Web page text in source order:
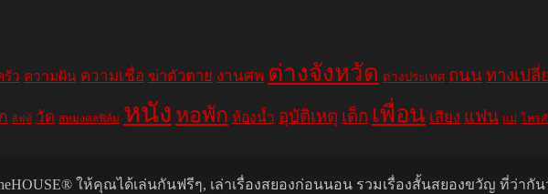
รัว ความฝัน ความเชื่อ ฆ่าตัวตาย งานศพ ต่างจังหวัด ต่างประเทศ ถนนทางเปลี่
ลิฟท์ วัด สหมงคลฟิล์ม หนัง หอพัก ห้องน้ำ อุบัติเหตุ เด็ก เพื่อน เสียง แฟน แม่ โทร
ให้คุณได้เล่นกันฟรีๆ, เล่าเรื่องสยองก่อนนอน รวมเรื่องสั้นสยองขวัญ ที่ว่